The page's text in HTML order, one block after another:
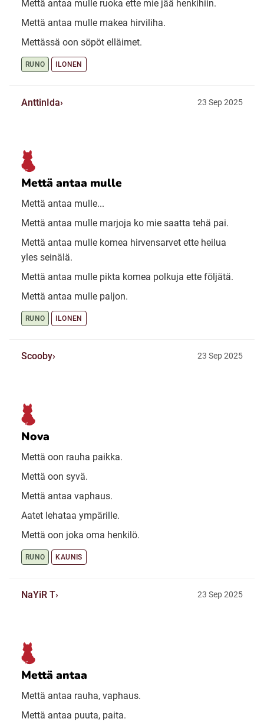
Mettä antaa mulle ruoka ette mie jää henkihiin.
Mettä antaa mulle makea hirviliha.
Mettässä oon söpöt elläimet.
RUNO ILONEN
AnttinIda 23 Sep 2025
Mettä antaa mulle
Mettä antaa mulle...
Mettä antaa mulle marjoja ko mie saatta tehä pai.
Mettä antaa mulle komea hirvensarvet ette heilua
yles seinälä.
Mettä antaa mulle pikta komea polkuja ette följätä.
Mettä antaa mulle paljon.
RUNO ILONEN
Scooby 23 Sep 2025
Nova
Mettä oon rauha paikka.
Mettä oon syvä.
Mettä antaa vaphaus.
Aatet lehataa ympärille.
Mettä oon joka oma henkilö.
RUNO KAUNIS
NaYiR T 23 Sep 2025
Mettä antaa
Mettä antaa rauha, vaphaus.
Mettä antaa puuta, paita.